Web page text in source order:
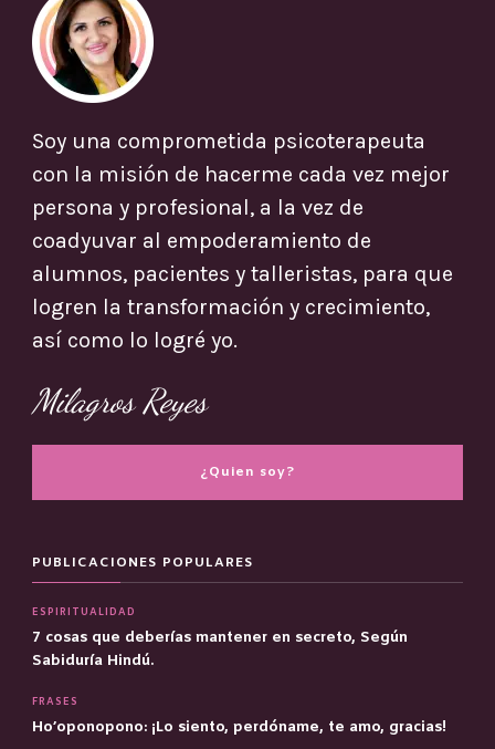
Soy una comprometida psicoterapeuta
con la misión de hacerme cada vez mejor
persona y profesional, a la vez de
coadyuvar al empoderamiento de
alumnos, pacientes y talleristas, para que
logren la transformación y crecimiento,
así como lo logré yo.
Milagros Reyes
¿Quien soy?
PUBLICACIONES POPULARES
ESPIRITUALIDAD
7 cosas que deberías mantener en secreto, Según
Sabiduría Hindú.
FRASES
Ho’oponopono: ¡Lo siento, perdóname, te amo, gracias!